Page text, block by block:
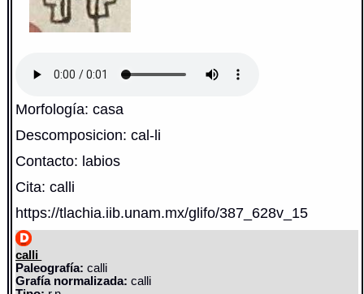
Morfología: casa
Descomposicion: cal-li
Contacto: labios
Cita: calli
https://tlachia.iib.unam.mx/glifo/387_628v_15
calli
Paleografía: calli
Grafía normalizada: calli